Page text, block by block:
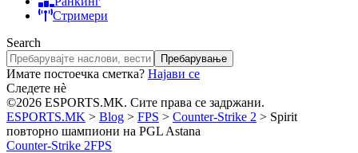
Стримери
Search
Имате постоечка сметка? Најави се
Следете нè
©2026 ESPORTS.MK. Сите права се задржани.
ESPORTS.MK > Blog > FPS > Counter-Strike 2 > Spirit
повторно шампиони на PGL Astana
Counter-Strike 2FPS